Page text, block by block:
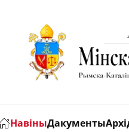
НавіныДакументы